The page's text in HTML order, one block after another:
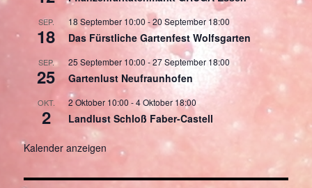
SEP.
18
18 September 10:00 -20 September 18:00
Das Fürstliche Gartenfest Wolfsgarten
SEP.
25
25 September 10:00 -27 September 18:00
Gartenlust Neufraunhofen
OKT.
2
2 Oktober 10:00 -4 Oktober 18:00
Landlust Schloß Faber-Castell
Kalender anzeigen